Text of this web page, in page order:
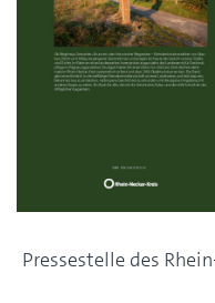
Pressestelle des